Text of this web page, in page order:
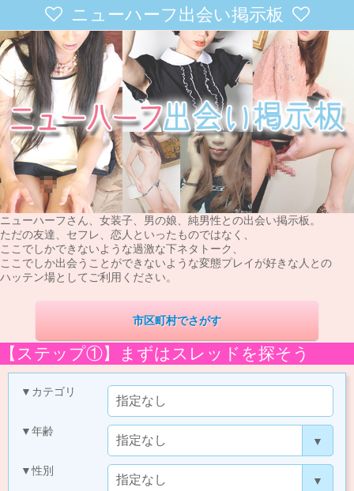
ニューハーフ出会い掲示板
ニューハーフさん、女装子、男の娘、純男性との出会い掲示板。
ただの友達、セフレ、恋人といったものではなく、
ここでしかできないような過激な下ネタトーク、
ここでしか出会うことができないような変態プレイが好きな人との
ハッテン場としてご利用ください。
市区町村でさがす
【ステップ①】まずはスレッドを探そう
▼カテゴリ
▼年齢
▼性別